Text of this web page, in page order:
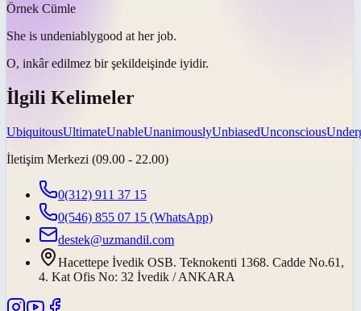
Örnek Cümle
She is undeniablygood at her job.
O, inkâr edilmez bir şekildeişinde iyidir.
İlgili Kelimeler
UbiquitousUltimateUnableUnanimouslyUnbiasedUnconscious
İletişim Merkezi (09.00 - 22.00)
0(312) 911 37 15
0(546) 855 07 15 (WhatsApp)
destek@uzmandil.com
Hacettepe İvedik OSB. Teknokenti 1368. Cadde No.61,
4. Kat Ofis No: 32 İvedik / ANKARA